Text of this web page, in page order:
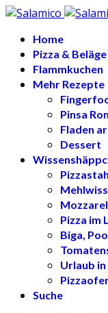
Home
Pizza & Beläge
Flammkuchen
Mehr Rezepte
Pinsa
Fladen
Dessert
Pizza im
Biga,
Urlaub
Suche